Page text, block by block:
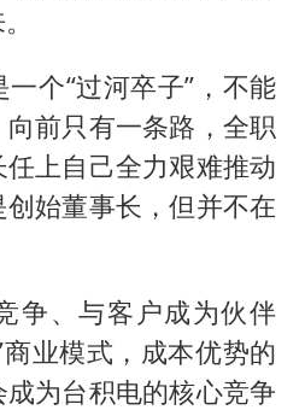
个“过河卒子”，不能
前只有一条路，全职
上自己全力艰难推动
始董事长，但并不在
争、与客户成为伙伴
业模式，成本优势的
为台积电的核心竞争